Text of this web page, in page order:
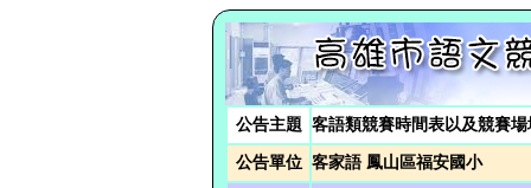
公告主題 客語類競賽時間表以及競賽
公告單位 客家語 鳳山區福安國小